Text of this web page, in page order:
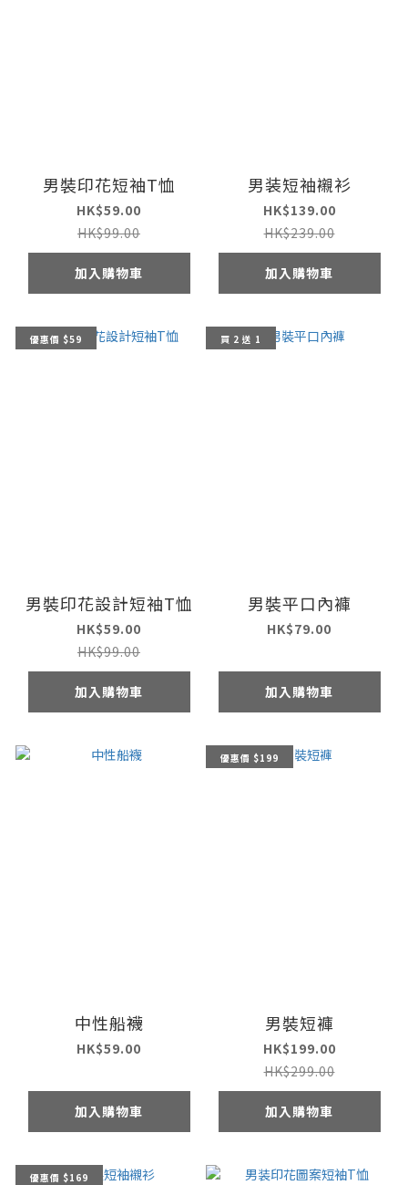
男裝印花短袖T恤
HK$59.00
HK$99.00
加入購物車
男装短袖襯衫
HK$139.00
HK$239.00
加入購物車
優惠價 $59
男裝印花設計短袖T恤
HK$59.00
HK$99.00
加入購物車
買 2 送 1
男裝平口內褲
HK$79.00
加入購物車
中性船襪
HK$59.00
加入購物車
優惠價 $199
男裝短褲
HK$199.00
HK$299.00
加入購物車
優惠價 $169